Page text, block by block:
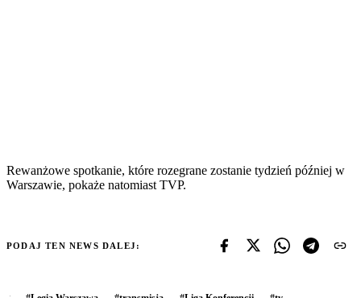
Rewanżowe spotkanie, które rozegrane zostanie tydzień później w
Warszawie, pokaże natomiast TVP.
PODAJ TEN NEWS DALEJ: